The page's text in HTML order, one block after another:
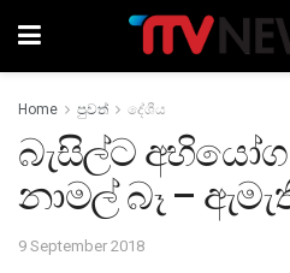
Home පුවත් දේශීය
බැසිල්ට
නාමල් බෑ –
9 September 2018